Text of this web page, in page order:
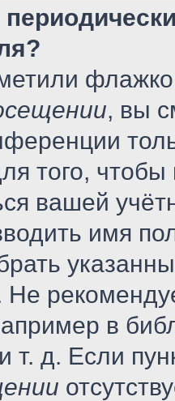
, вы
того, чтобы
вашей
имя
в
т. д. Если